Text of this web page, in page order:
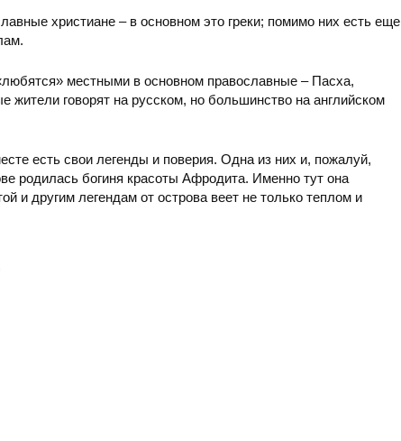
христиане – в основном это греки; помимо них есть еще
местными в основном православные – Пасха,
жители говорят на русском, но большинство на английском
есть свои легенды и поверия. Одна из них и, пожалуй,
родилась богиня красоты Афродита. Именно тут она
и другим легендам от острова веет не только теплом и